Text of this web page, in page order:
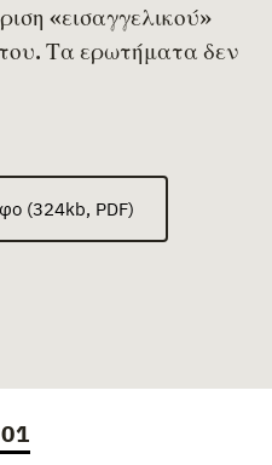
«εισαγγελικού»
Τα ερωτήματα δεν
(324kb, PDF)